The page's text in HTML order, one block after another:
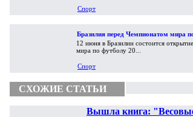
Спорт
Бразилия перед Чемпионатом мира
12 июня в Бразилии состоится
мира по футболу 20...
Спорт
СХОЖИЕ СТАТЬИ
Вышла книга: